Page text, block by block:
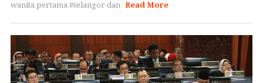
wanita pertama #selangor dan Read More